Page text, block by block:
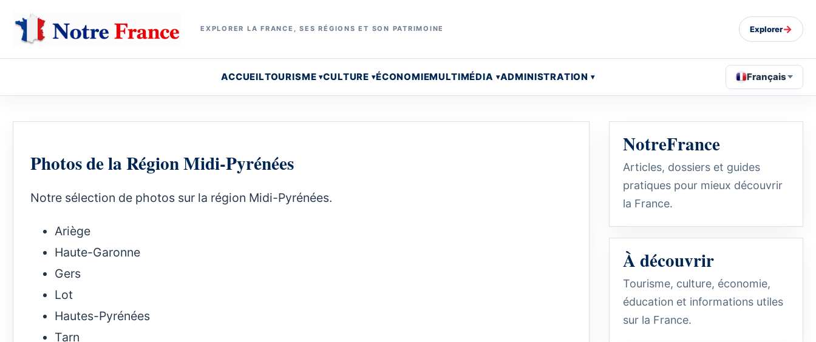
EXPLORER LA FRANCE, SES RÉGIONS ET SON PATRIMOINE Explorer→
ACCUEILTOURISME CULTURE ÉCONOMIEMULTIMÉDIA ADMINISTRATION Français
Photos de la Région Midi-Pyrénées
Notre sélection de photos sur la région Midi-Pyrénées.
Ariège
Haute-Garonne
Gers
Lot
Hautes-Pyrénées
Tarn
NotreFrance
Articles, dossiers et guides
pratiques pour mieux découvrir
la France.
À découvrir
Tourisme, culture, économie,
éducation et informations utiles
sur la France.